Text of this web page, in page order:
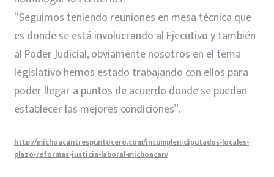
“Seguimos teniendo reuniones en mesa técnica que
es donde se está involucrando al Ejecutivo y también
al Poder Judicial, obviamente nosotros en el tema
legislativo hemos estado trabajando con ellos para
poder llegar a puntos de acuerdo donde se puedan
establecer las mejores condiciones”.
http://michoacantrespuntocero.com/incumplen-diputados-locales-
plazo-reformas-justicia-laboral-michoacan/